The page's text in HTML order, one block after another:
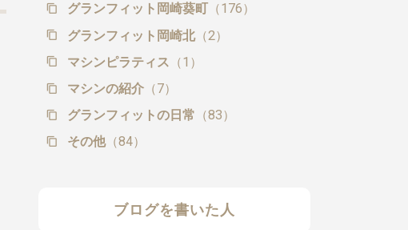
グランフィット岡崎葵町 （176）
グランフィット岡崎北（2）
マシンピラティス
（1）
マシンの紹介 （7）
グランフィットの日常 （83）
その他（84）
ブログを書いた人